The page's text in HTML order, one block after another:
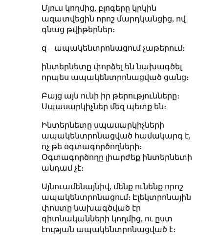
Մյուս կողմից, բլոգերը կրկին
ազատվեցին որոշ մարդկանցից, ով
գնաց թվիթերներ։
զ – ապակենտրոնացում չաթերում։
ինտերնետը փորձել են նախագծել
որպես ապակենտրոնացված ցանց։
Բայց այն ունի իր թերությունները։
Սպասարկիչներ մեզ պետք են։
Ինտերնետը սպասարկիչների
ապակենտրոնացված համակարգ է,
ոչ թե օգտագործողների։
Օգտագործողը լիարժեք ինտերնետի
անդամ չէ։
Այնուամենայնիվ, մենք ունենք որոշ
ապակենտրոնացում։ Էլեկտրոնային
փոստը նախագծված էր
գիտնականների կողմից, ու ըստ
էության ապակենտրոնացված է։